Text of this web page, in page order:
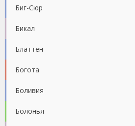
Биг-Сюр
Бикал
Блаттен
Богота
Боливия
Болонья